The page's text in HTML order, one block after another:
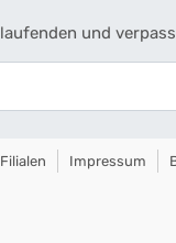
und
Filialen Impressum